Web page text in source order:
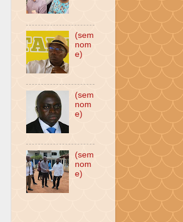
(sem
nom
e)
(sem
nom
e)
(sem
nom
e)